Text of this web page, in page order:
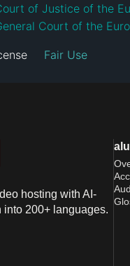
of Justice of the
Court of the
Fair Use
hosting with AI-
into 200+ languages.